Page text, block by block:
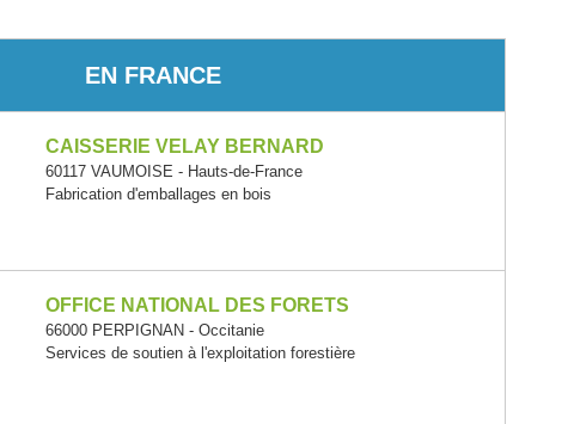
EN FRANCE
CAISSERIE VELAY BERNARD
60117 VAUMOISE - Hauts-de-France
Fabrication d'emballages en bois
OFFICE NATIONAL DES FORETS
66000 PERPIGNAN - Occitanie
Services de soutien à l'exploitation forestière